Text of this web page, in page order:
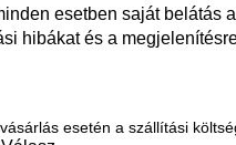
esetben saját belátás
hibákat és a
esetén a szállítási